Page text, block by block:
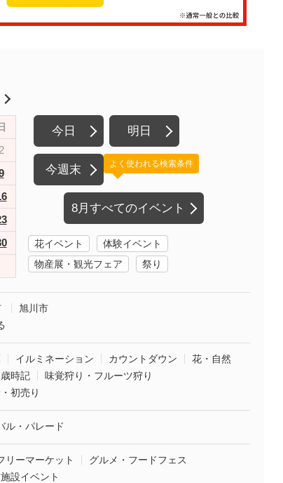
今日 明日
今週末
8月すべてのイベント
よく使われる検索条件
花イベント
体験イベント
物産展・観光フェア
祭り
旭川市
イルミネーション カウントダウン
花・自然
時記
味覚狩り・フルーツ狩り
初売り
ル・パレード
リーマーケット
グルメ・フードフェス
設イベント